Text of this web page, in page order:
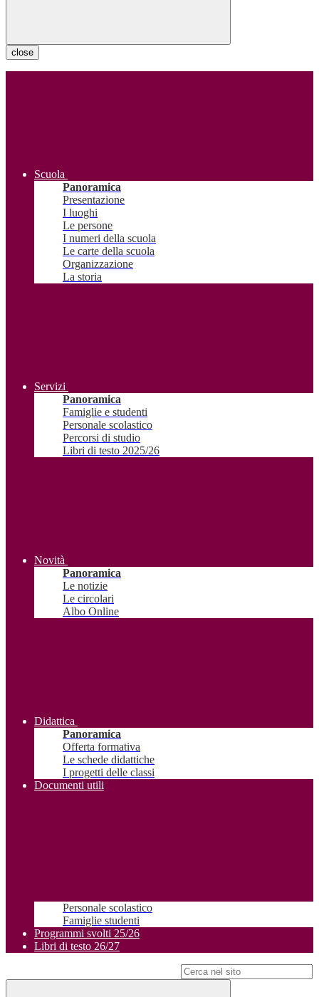
close
Scuola
Panoramica
Presentazione
I luoghi
Le persone
I numeri della scuola
Le carte della scuola
Organizzazione
La storia
Servizi
Panoramica
Famiglie e studenti
Personale scolastico
Percorsi di studio
Libri di testo 2025/26
Novità
Panoramica
Le notizie
Le circolari
Albo Online
Didattica
Panoramica
Offerta formativa
Le schede didattiche
I progetti delle classi
Documenti utili
Personale scolastico
Famiglie studenti
Programmi svolti 25/26
Libri di testo 26/27